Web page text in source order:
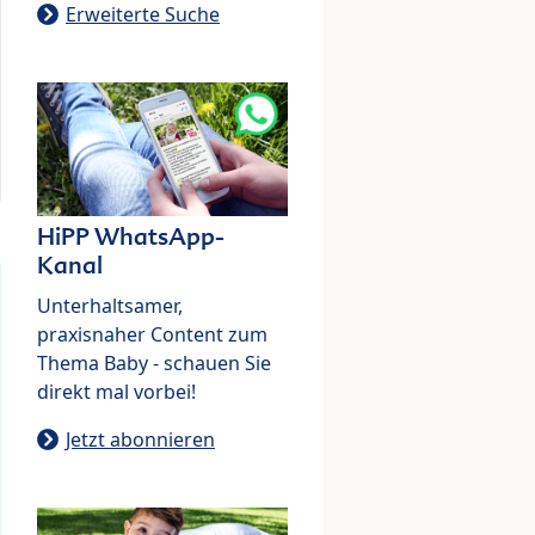
Erweiterte Suche
HiPP WhatsApp-
Kanal
Unterhaltsamer,
praxisnaher Content zum
Thema Baby - schauen Sie
direkt mal vorbei!
Jetzt abonnieren